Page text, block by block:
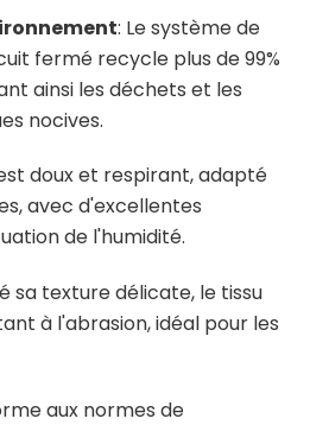
: Le système de
fermé recycle plus de 99%
ainsi les déchets et les
nocives.
doux et respirant, adapté
avec d'excellentes
de l'humidité.
sa texture délicate, le tissu
à l'abrasion, idéal pour les
aux normes de